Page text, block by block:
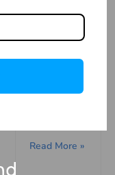
चाँद का
Chand Ka
Read More »